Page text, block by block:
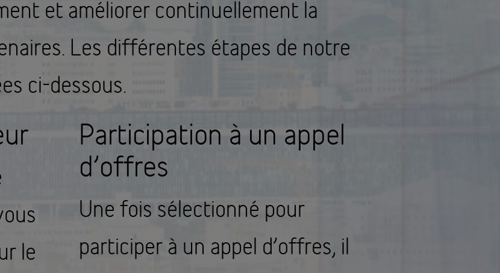
et améliorer continuellement la
Les différentes étapes de notre
ci-dessous.
le
Participation à un appel
d’offres
Une fois sélectionné pour
participer à un appel d’offres, il